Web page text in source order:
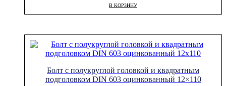
В КОРЗИНУ
Болт с полукруглой головкой и квадратным
подголовком DIN 603 оцинкованный 12×110